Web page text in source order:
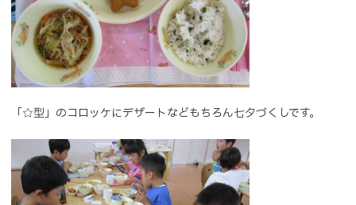
「☆型」のコロッケにデザートなどもちろん七夕づくしです。